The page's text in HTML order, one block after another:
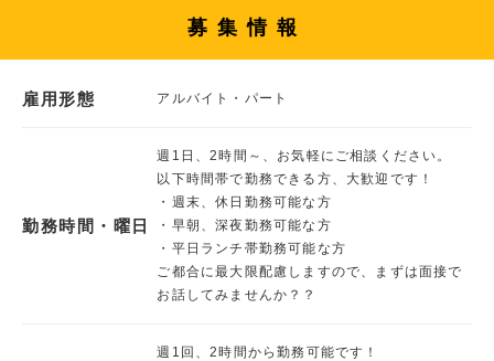
募集情報
雇用形態 アルバイト・パート
勤務時間・曜日
週1日、2時間～、お気軽にご相談ください。
以下時間帯で勤務できる方、大歓迎です！
・週末、休日勤務可能な方
・早朝、深夜勤務可能な方
・平日ランチ帯勤務可能な方
ご都合に最大限配慮しますので、まずは面接で
お話してみませんか？？
週1回、2時間から勤務可能です！